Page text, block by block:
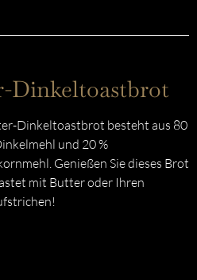
Dinkeltoastbrot
Dinkeltoastbrot besteht aus 80
und 20 %
Genießen Sie dieses Brot
mit Butter oder Ihren